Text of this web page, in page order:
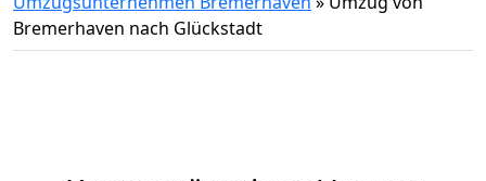
Bremerhaven nach Glückstadt